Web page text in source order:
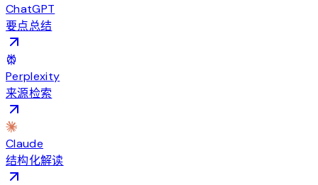
ChatGPT
要点总结
Perplexity
来源检索
Claude
结构化解读